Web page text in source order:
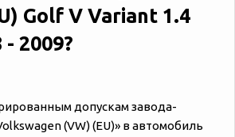
Golf V Variant 1.4
- 2009?
допускам завода-
(VW) (EU)» в автомобиль